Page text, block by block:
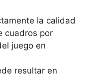
la calidad
cuadros por
juego en
resultar en